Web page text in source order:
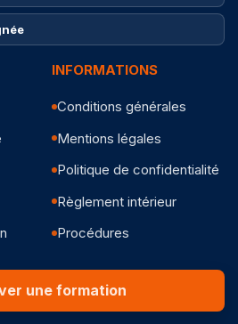
INFORMATIONS
Conditions générales
Mentions légales
Politique de confidentialité
Règlement intérieur
Procédures
une formation